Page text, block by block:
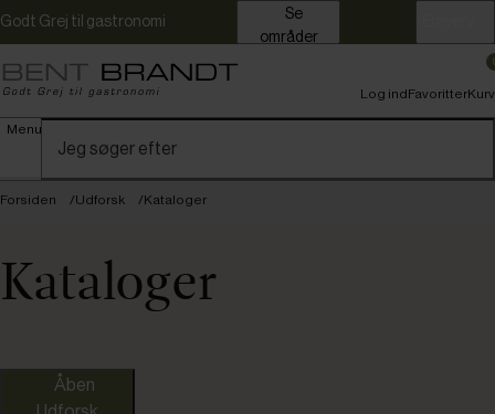
Godt Grej til gastronomi
områder
Menu
Log indFavoritterKurv
Forsiden Udforsk Kataloger
Kataloger